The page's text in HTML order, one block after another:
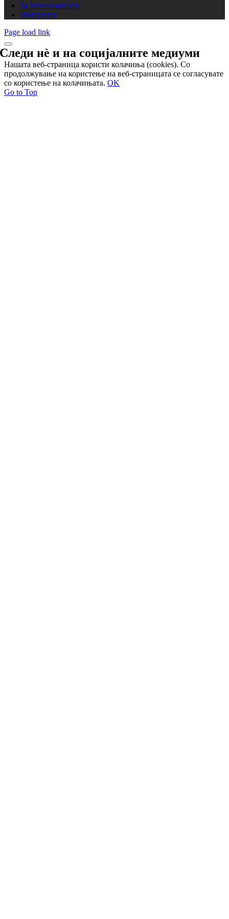
За Meteoalarm.mk
Импресум
Page load link
Следи нѐ и насоцијалните медиуми
Нашата веб-страница користи колачиња (cookies). Со
продолжување на користење на веб-страницата се согласувате
со користење на колачињата. OK
Go to Top